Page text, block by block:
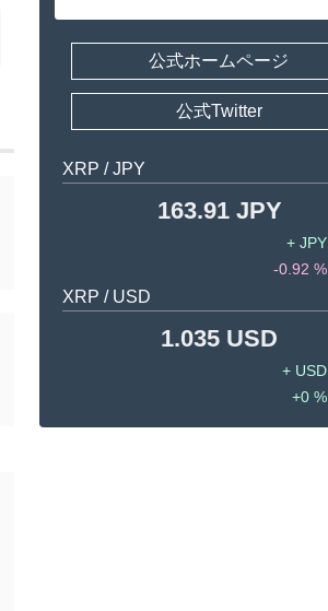
公式ホームページ
公式Twitter
XRP / JPY
163.91 JPY
JPY
-0.92 %
XRP / USD
1.035 USD
USD
0 %